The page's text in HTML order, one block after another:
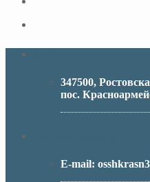
347500,
пос.
E-mail: